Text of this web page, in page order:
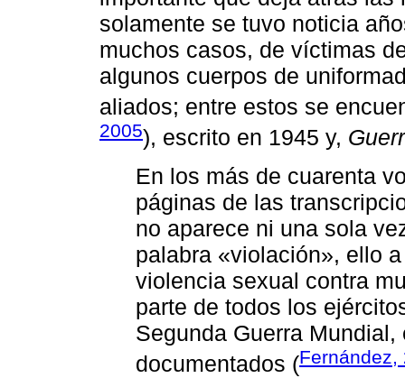
solamente se tuvo noticia
muchos casos, de víctimas
algunos cuerpos de
aliados; entre estos se
2005), escrito en 1945 y,
En los más de cuarenta
páginas de las
no aparece ni una sola
palabra «violación», ello
violencia sexual contra
parte de todos los
Segunda Guerra
documentados (Fernández,